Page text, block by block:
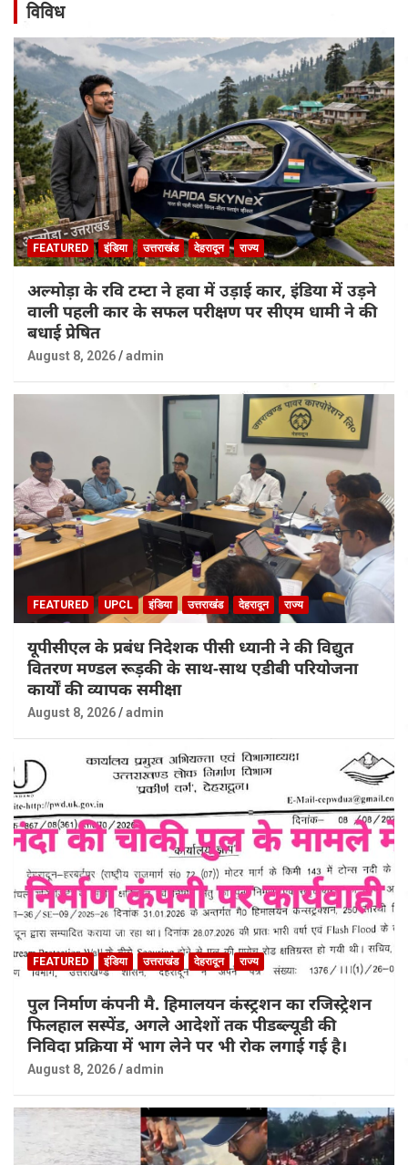
विविध
FEATURED इंडिया उत्तराखंड देहरादून राज्य
अल्मोड़ा के रवि टम्टा ने हवा में उड़ाई कार, इंडिया में उड़ने
वाली पहली कार के सफल परीक्षण पर सीएम धामी ने की
बधाई प्रेषित
August 8, 2026 admin
FEATURED UPCL इंडिया उत्तराखंड देहरादून राज्य
यूपीसीएल के प्रबंध निदेशक पीसी ध्यानी ने की विद्युत
वितरण मण्डल रूड़की के साथ-साथ एडीबी परियोजना
कार्यों की व्यापक समीक्षा
August 8, 2026 admin
FEATURED इंडिया उत्तराखंड देहरादून राज्य
पुल निर्माण कंपनी मै. हिमालयन कंस्ट्रशन का रजिस्ट्रेशन
फिलहाल सस्पेंड, अगले आदेशों तक पीडब्ल्यूडी की
निविदा प्रक्रिया में भाग लेने पर भी रोक लगाई गई है।
August 8, 2026 admin